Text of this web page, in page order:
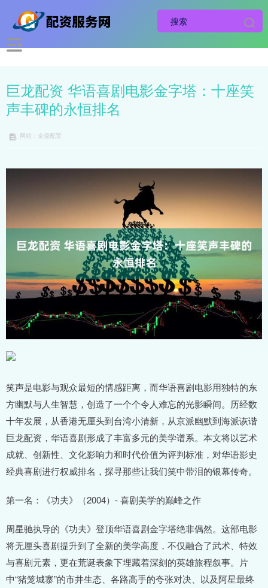
巨龙配资 华语喜剧电影金字塔：十座笑
声丰碑的永恒排名
网站：金鼎配置
笑声是电影与观众最短的情感距离，而华语喜剧电影用独特的东
方幽默与人生智慧，创造了一个个令人难忘的光影瞬间。历经数
十年发展，从香港无厘头到台湾小清新，从京派幽默到海派诙谐
巨龙配资，华语喜剧形成了丰富多元的美学谱系。本文将以艺术
成就、创新性、文化影响力和时代价值为评判标准，对华语影史
经典喜剧进行权威排名，探寻那些让我们笑中带泪的银幕传奇。
第一名：《功夫》（2004）- 喜剧美学的巅峰之作
周星驰执导的《功夫》登顶华语喜剧金字塔绝非偶然。这部电影
将无厘头喜剧提升到了全新的美学高度，不仅融合了武术、特效
与喜剧元素，更在荒诞表象下埋藏着深刻的英雄旅程叙事。片
中“猪笼城寨”的市井生态、各路高手的夸张对决、以及阿星最终